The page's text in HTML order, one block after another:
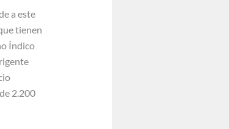
a este
tienen
Índico
2.200